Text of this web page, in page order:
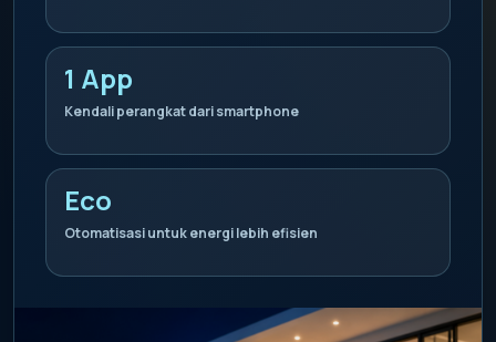
1 App
Kendali perangkat dari smartphone
Eco
Otomatisasi untuk energi lebih efisien